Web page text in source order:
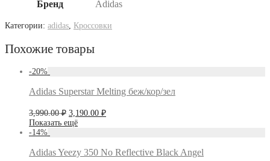
Бренд Adidas
Категории: adidas, Кроссовки
Похожие товары
-20%
Adidas Superstar Melting беж/кор/зел
3,990.00₽ Первоначальная
цена
составляла
3,190.00 ₽Текущая
Показать ещё
-14%
Adidas Yeezy 350 No Reflective Black Angel